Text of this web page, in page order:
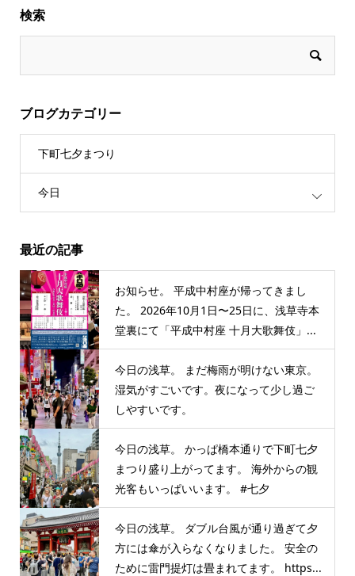
検索
ブログカテゴリー
下町七夕まつり
今日
最近の記事
お知らせ。 平成中村座が帰ってきまし
た。 2026年10月1日〜25日に、浅草寺本
堂裏にて「平成中村座 十月大歌舞伎」...
今日の浅草。 まだ梅雨が明けない東京。
湿気がすごいです。夜になって少し過ご
しやすいです。
今日の浅草。 かっぱ橋本通りで下町七夕
まつり盛り上がってます。 海外からの観
光客もいっぱいいます。 #七夕
今日の浅草。 ダブル台風が通り過ぎて夕
方には傘が入らなくなりました。 安全の
ために雷門提灯は畳まれてます。 https...